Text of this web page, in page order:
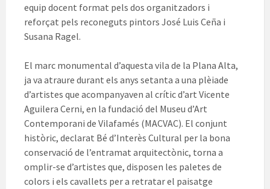
equip docent format pels dos organitzadors i
reforçat pels reconeguts pintors José Luis Ceña i
Susana Ragel.
El marc monumental d’aquesta vila de la Plana Alta,
ja va atraure durant els anys setanta a una plèiade
d’artistes que acompanyaven al crític d’art Vicente
Aguilera Cerni, en la fundació del Museu d’Art
Contemporani de Vilafamés (MACVAC). El conjunt
històric, declarat Bé d’Interès Cultural per la bona
conservació de l’entramat arquitectònic, torna a
omplir-se d’artistes que, disposen les paletes de
colors i els cavallets per a retratar el paisatge